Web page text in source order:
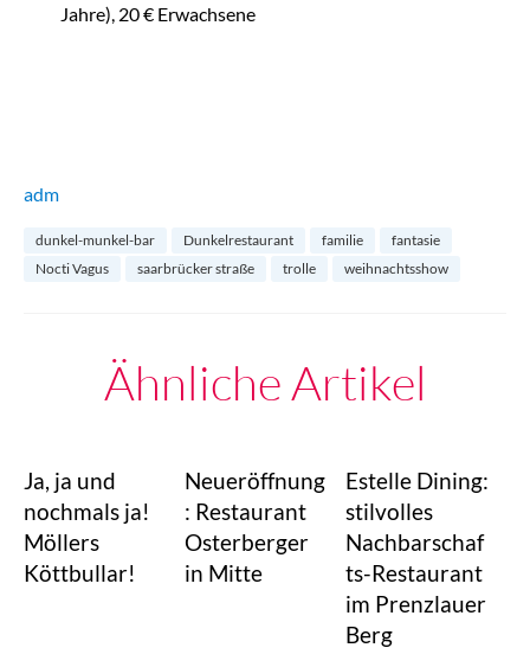
Jahre), 20 € Erwachsene
adm
dunkel-munkel-bar Dunkelrestaurant familie
fantasie
Nocti Vagus
saarbrücker straße trolle weihnachtsshow
Ähnliche Artikel
Ja, ja und
nochmals ja!
Möllers
Köttbullar!
Neueröffnung
: Restaurant
Osterberger
in Mitte
Estelle Dining:
stilvolles
Nachbarschaf
ts-Restaurant
im Prenzlauer
Berg